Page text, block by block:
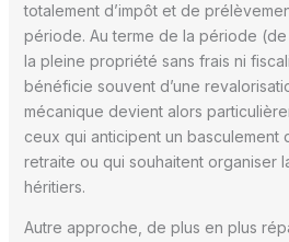
totalement d’impôt et de
période. Au terme de la période
la pleine propriété sans frais ni
bénéficie souvent d’une
mécanique devient alors
ceux qui anticipent un basculement
retraite ou qui souhaitent organiser
héritiers.
Autre approche, de plus en plus